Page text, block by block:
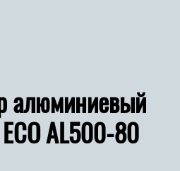
алюминиевый
AL500-80